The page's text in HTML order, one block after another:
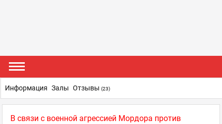
В связи с военной агрессией Мордора против
Информация Залы Отзывы (23)